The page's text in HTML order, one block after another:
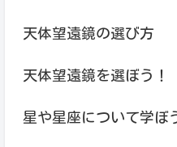
天体望遠鏡の選び方
天体望遠鏡を選ぼう！
星や星座について学ぼ